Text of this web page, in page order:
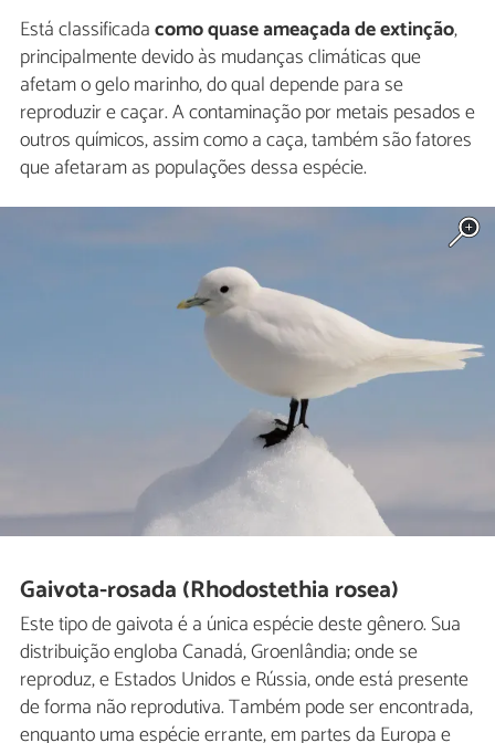
Está classificadacomo quase ameaçada de extinção,
principalmente devido às mudanças climáticas que
afetam o gelo marinho, do qual depende para se
reproduzir e caçar. A contaminação por metais pesados e
outros químicos, assim como a caça, também são fatores
que afetaram as populações dessa espécie.
Gaivota-rosada (Rhodostethia rosea)
Este tipo de gaivota é a única espécie deste gênero. Sua
distribuição engloba Canadá, Groenlândia; onde se
reproduz, e Estados Unidos e Rússia, onde está presente
de forma não reprodutiva. Também pode ser encontrada,
enquanto uma espécie errante, em partes da Europa e